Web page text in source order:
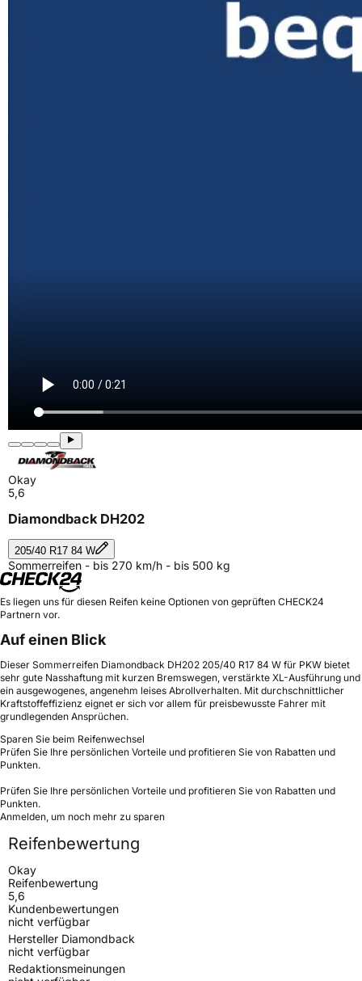
Okay
5,6
Diamondback DH202
205/40 R17 84 W
Sommerreifen - bis 270 km/h - bis 500 kg
Es liegen uns für diesen Reifen keine Optionen von geprüften CHECK24
Partnern vor.
Auf einen Blick
Dieser Sommerreifen Diamondback DH202 205/40 R17 84 W für PKW bietet
sehr gute Nasshaftung mit kurzen Bremswegen, verstärkte XL-Ausführung und
ein ausgewogenes, angenehm leises Abrollverhalten. Mit durchschnittlicher
Kraftstoffeffizienz eignet er sich vor allem für preisbewusste Fahrer mit
grundlegenden Ansprüchen.
Sparen Sie beim Reifenwechsel
Prüfen Sie Ihre persönlichen Vorteile und profitieren Sie von Rabatten und
Punkten.
Prüfen Sie Ihre persönlichen Vorteile und profitieren Sie von Rabatten und
Punkten.
Anmelden, um noch mehr zu sparen
Reifenbewertung
Okay
Reifenbewertung
5,6
Kundenbewertungen
nicht verfügbar
Hersteller Diamondback
nicht verfügbar
Redaktionsmeinungen